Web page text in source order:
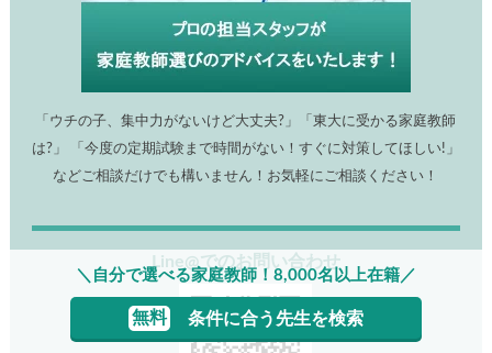
「ウチの子、集中力がないけど大丈夫?」「東大に受かる家庭教師
は?」 「今度の定期試験まで時間がない！すぐに対策してほしい!」
などご相談だけでも構いません！お気軽にご相談ください！
Line@でのお問い合わせ
＼自分で選べる家庭教師！8,000名以上在籍／
無料 条件に合う先生を検索